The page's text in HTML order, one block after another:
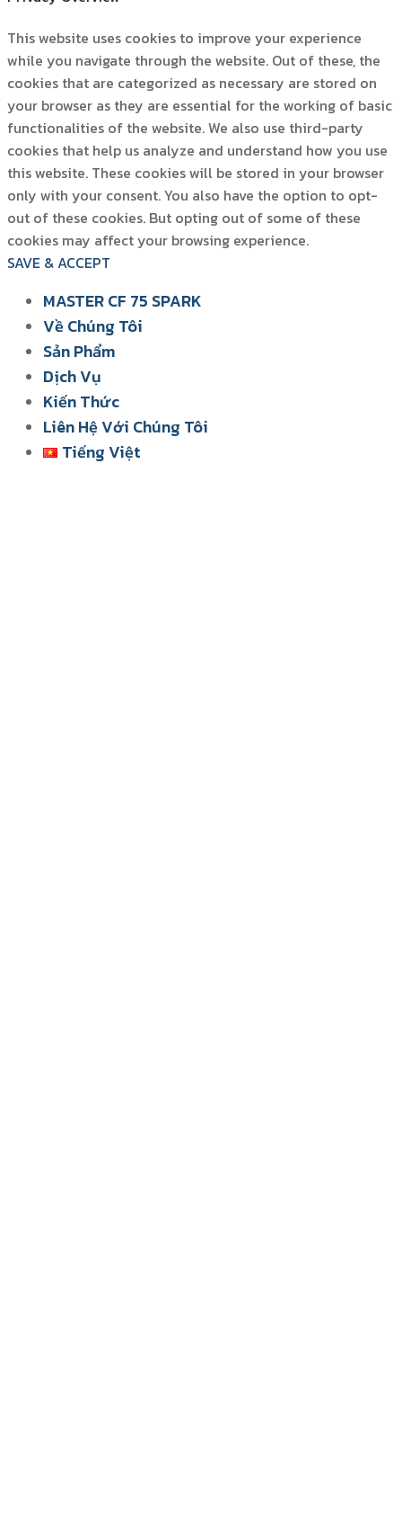
This website uses cookies to improve your experience
while you navigate through the website. Out of these, the
cookies that are categorized as necessary are stored on
your browser as they are essential for the working of basic
functionalities of the website. We also use third-party
cookies that help us analyze and understand how you use
this website. These cookies will be stored in your browser
only with your consent. You also have the option to opt-
out of these cookies. But opting out of some of these
cookies may affect your browsing experience.
SAVE & ACCEPT
MASTER CF 75 SPARK
Về Chúng Tôi
Sản Phẩm
Dịch Vụ
Kiến Thức
Liên Hệ Với Chúng Tôi
Tiếng Việt